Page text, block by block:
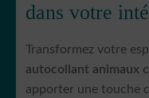
dans votre
Transformez votre
autocollant animaux
apporter une touche